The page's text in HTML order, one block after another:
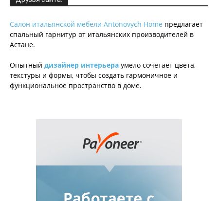
Салон итальянской мебели Antonovych Home предлагает
спальный гарнитур от итальянских производителей в
Астане.
Опытный дизайнер интерьера умело сочетает цвета,
текстуры и формы, чтобы создать гармоничное и
функциональное пространство в доме.